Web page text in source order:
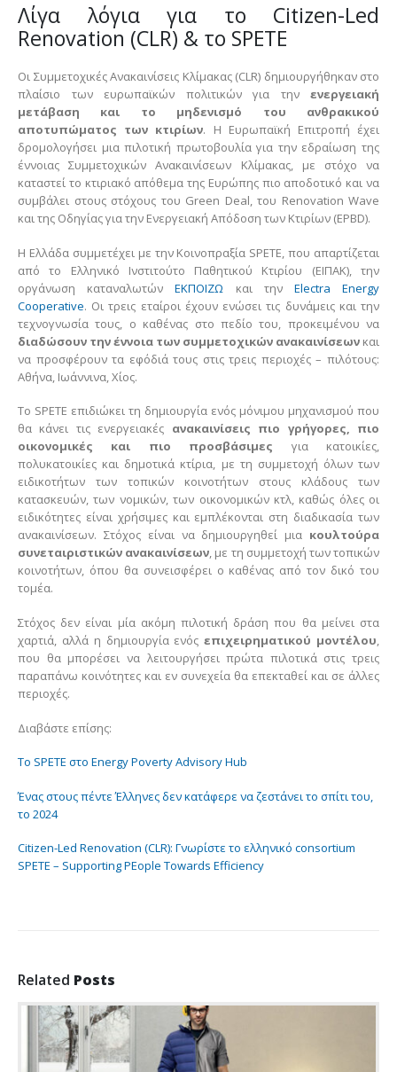
Λίγα λόγια για το Citizen-Led
Renovation (CLR) & το SPETE
Οι Συμμετοχικές Ανακαινίσεις Κλίμακας (CLR) δημιουργήθηκαν στο
πλαίσιο των ευρωπαϊκών πολιτικών για την ενεργειακή
μετάβαση και το μηδενισμό του ανθρακικού
αποτυπώματος των κτιρίων. Η Ευρωπαϊκή Επιτροπή έχει
δρομολογήσει μια πιλοτική πρωτοβουλία για την εδραίωση της
έννοιας Συμμετοχικών Ανακαινίσεων Κλίμακας, με στόχο να
καταστεί το κτιριακό απόθεμα της Ευρώπης πιο αποδοτικό και να
συμβάλει στους στόχους του Green Deal, του Renovation Wave
και της Οδηγίας για την Ενεργειακή Απόδοση των Κτιρίων (EPBD).
Η Ελλάδα συμμετέχει με την Κοινοπραξία SPETE, που απαρτίζεται
από το Ελληνικό Ινστιτούτο Παθητικού Κτιρίου (ΕΙΠΑΚ), την
οργάνωση καταναλωτώνΕΚΠΟΙΖΩ και την Electra Energy
Cooperative. Οι τρεις εταίροι έχουν ενώσει τις δυνάμεις και την
τεχνογνωσία τους, ο καθένας στο πεδίο του, προκειμένου να
διαδώσουν την έννοια των συμμετοχικών ανακαινίσεων και
να προσφέρουν τα εφόδιά τους στις τρεις περιοχές – πιλότους:
Αθήνα, Ιωάννινα, Χίος.
Το SPETE επιδιώκει τη δημιουργία ενός μόνιμου μηχανισμού που
θα κάνει τις ενεργειακές ανακαινίσεις πιο γρήγορες, πιο
οικονομικές και πιο προσβάσιμες για κατοικίες,
πολυκατοικίες και δημοτικά κτίρια, με τη συμμετοχή όλων των
ειδικοτήτων των τοπικών κοινοτήτων στους κλάδους των
κατασκευών, των νομικών, των οικονομικών κτλ, καθώς όλες οι
ειδικότητες είναι χρήσιμες και εμπλέκονται στη διαδικασία των
ανακαινίσεων. Στόχος είναι να δημιουργηθεί μια κουλτούρα
συνεταιριστικών ανακαινίσεων, με τη συμμετοχή των τοπικών
κοινοτήτων, όπου θα συνεισφέρει ο καθένας από τον δικό του
τομέα.
Στόχος δεν είναι μία ακόμη πιλοτική δράση που θα μείνει στα
χαρτιά, αλλά η δημιουργία ενόςεπιχειρηματικού μοντέλου,
που θα μπορέσει να λειτουργήσει πρώτα πιλοτικά στις τρεις
παραπάνω κοινότητες και εν συνεχεία θα επεκταθεί και σε άλλες
περιοχές.
Διαβάστε επίσης:
Το SPETE στο Energy Poverty Advisory Hub
Ένας στους πέντε Έλληνες δεν κατάφερε να ζεστάνει το σπίτι του,
το 2024
Citizen-Led Renovation (CLR): Γνωρίστε το ελληνικό consortium
SPETE – Supporting PEople Towards Efficiency
Related Posts